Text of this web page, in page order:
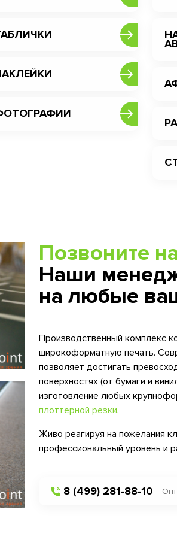
Позвоните
Наши
на любые
Производственный комплекс
широкоформатную печать.
позволяет достигать
поверхностях (от бумаги и
изготовление любых
плоттерной резки.
Живо реагируя на пожелания
профессиональный уровень и
8 (499) 281-88-10